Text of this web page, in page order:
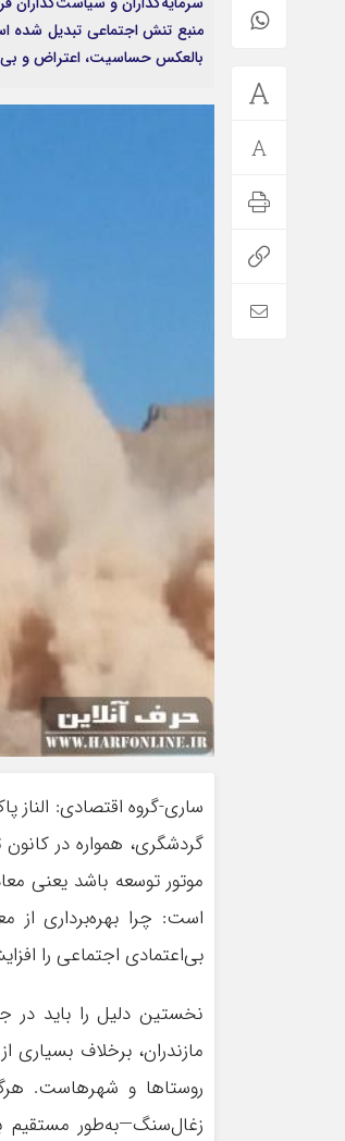
منبع تنش اجتماعی تبدیل شده
بالعکس حساسیت، اعتراض و
ساری-گروه اقتصادی:
گردشگری، همواره در
موتور توسعه باشد یعنی
است: چرا بهره‌برداری از
بی‌اعتمادی اجتماعی را
نخستین دلیل را باید
مازندران، برخلاف
روستاها و شهرهاست.
زغال‌سنگ—به‌طور مستقیم